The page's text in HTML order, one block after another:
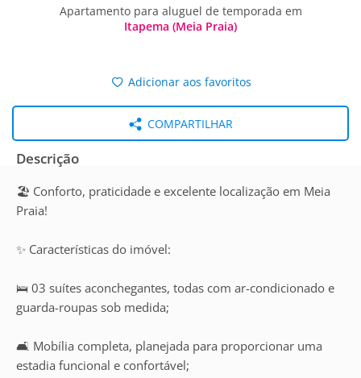
Apartamento para aluguel de temporada em
Itapema (Meia Praia)
Adicionar aos favoritos
COMPARTILHAR
Descrição
🏖️ Conforto, praticidade e excelente localização em Meia
Praia!
✨ Características do imóvel:
🛌 03 suítes aconchegantes, todas com ar-condicionado e
guarda-roupas sob medida;
🛋️ Mobília completa, planejada para proporcionar uma
estadia funcional e confortável;